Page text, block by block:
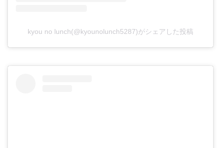
kyou no lunch(@kyounolunch5287)がシェアした投稿